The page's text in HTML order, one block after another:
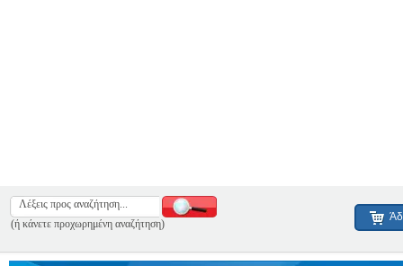
(ή κάνετε προχωρημένη αναζήτηση)